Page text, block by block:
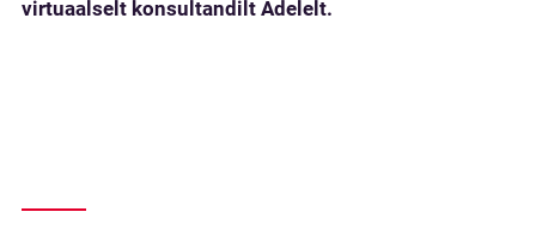
virtuaalselt konsultandilt Adelelt.